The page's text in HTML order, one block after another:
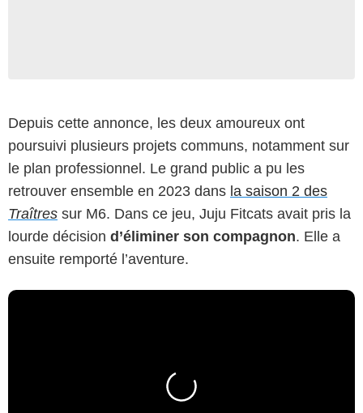
Depuis cette annonce, les deux amoureux ont
poursuivi plusieurs projets communs, notamment sur
le plan professionnel. Le grand public a pu les
retrouver ensemble en 2023 dans la saison 2 des
Traîtres sur M6. Dans ce jeu, Juju Fitcats avait pris la
lourde décision d’éliminer son compagnon. Elle a
ensuite remporté l’aventure.